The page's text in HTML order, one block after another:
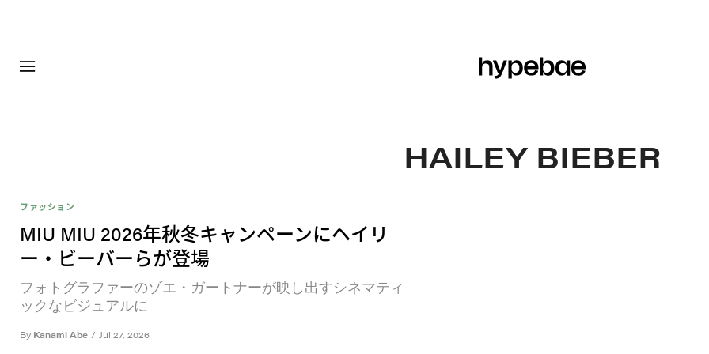
HAILEY BIEBER
ファッション
MIU MIU 2026年秋冬キャンペーンにヘイリ
ー・ビーバーらが登場
フォトグラファーのゾエ・ガートナーが映し出すシネマティ
ックなビジュアルに
By Kanami Abe / Jul 27, 2026